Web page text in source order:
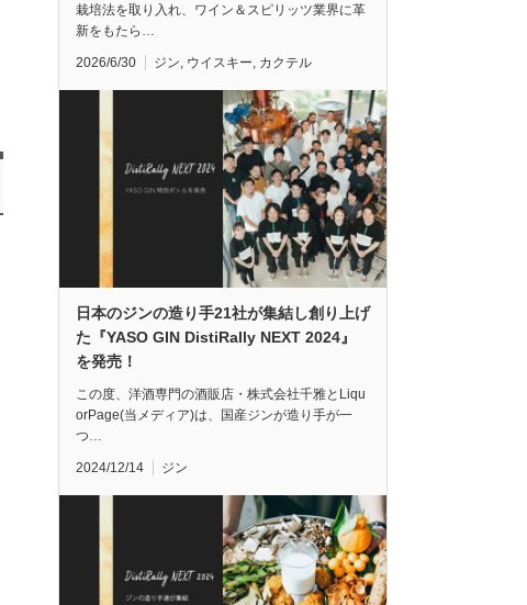
栽培法を取り入れ、ワイン＆スピリッツ業界に革
新をもたら…
2026/6/30 ジン ウイスキー カクテル
日本のジンの造り手21社が集結し創り上げ
た『YASO GIN DistiRally NEXT 2024』
を発売！
この度、洋酒専門の酒販店・株式会社千雅とLiqu
orPage(当メディア)は、国産ジンが造り手が一
つ…
2024/12/14 ジン